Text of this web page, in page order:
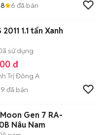
6 đã bán
1.1 tấn Xanh
sử dụng
đ
Trị Đông A
đã bán
Gen 7 RA-
Nâu Nam